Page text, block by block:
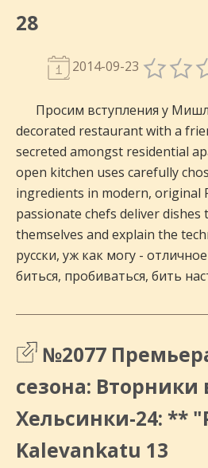
28
2014-09-23
Просим вступления у
decorated restaurant with a
secreted amongst residential
open kitchen uses carefully
ingredients in modern, original
passionate chefs deliver dishes
themselves and explain the
русски, уж как могу -
биться, пробиваться, бить
№2077
сезона: Вторники
Хельсинки-24: **
Kalevankatu 13